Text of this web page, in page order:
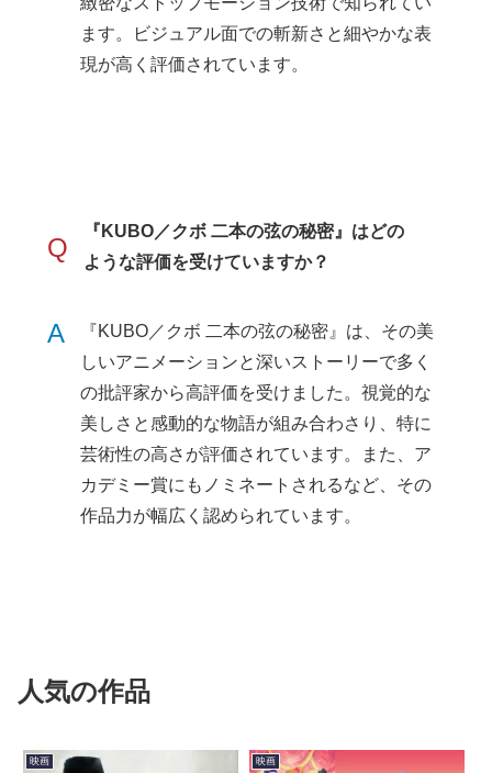
ます。ビジュアル面での斬新さと細やかな表
現が高く評価されています。
Q
『KUBO／クボ 二本の弦の秘密』はどの
ような評価を受けていますか？
A
『KUBO／クボ 二本の弦の秘密』は、その美
しいアニメーションと深いストーリーで多く
の批評家から高評価を受けました。視覚的な
美しさと感動的な物語が組み合わさり、特に
芸術性の高さが評価されています。また、ア
カデミー賞にもノミネートされるなど、その
作品力が幅広く認められています。
人気の作品
映画 映画